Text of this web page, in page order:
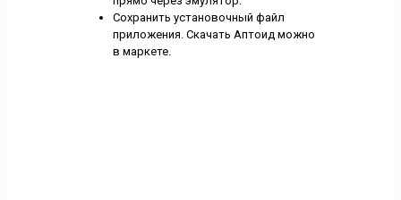
Сохранить установочный файл
приложения. Скачать Аптоид можно
в маркете.